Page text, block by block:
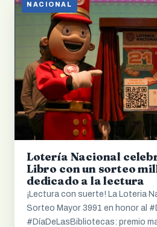
NACIONAL
Lotería Nacional
Libro con un sorteo
dedicado a la lectura
¡Lectura con suerte! La Loteria
Sorteo Mayor 3991 en honor al
#DíaDeLasBibliotecas: premio